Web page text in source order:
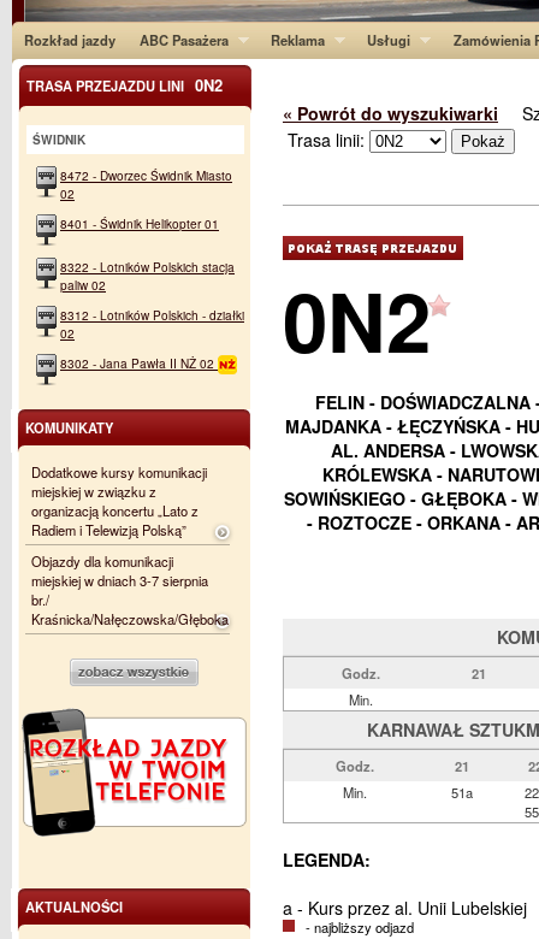
Rozkład jazdy ABC Pasażera Reklama Usługi Zamówienia
« Powrót do wyszukiwarki
Trasa linii:
0N2
FELIN -
MAJDANKA - ŁĘCZYŃSKA -
AL. ANDERSA -
KRÓLEWSKA -
SOWIŃSKIEGO - GŁĘBOKA -
- ROZTOCZE - ORKANA -
Godz.
21
Min.
KARNAWAŁ
Godz. 21
Min.
51a
LEGENDA:
a - Kurs przez al. Unii Lubelskiej
- najbliższy odjazd
TRASA PRZEJAZDU LINI 0N2
ŚWIDNIK
8472 - Dworzec Świdnik Miasto
02
8401 - Świdnik Helikopter 01
8322 - Lotników Polskich stacja
paliw 02
8312 - Lotników Polskich - działki
02
8302 - Jana Pawła II NŻ 02
KOMUNIKATY
Dodatkowe kursy komunikacji
miejskiej w związku z
organizacją koncertu „Lato z
Radiem i Telewizją Polską”
Objazdy dla komunikacji
miejskiej w dniach 3-7 sierpnia
br./
Kraśnicka/Nałęczowska/Głęboka
AKTUALNOŚCI